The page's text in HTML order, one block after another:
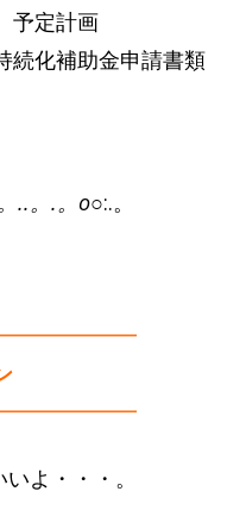
予定計画
化補助金申請書類
..。.。o○:.。
よ・・・。